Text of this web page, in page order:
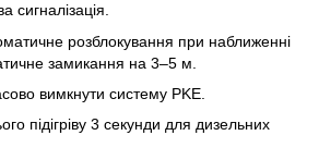
сигналізація.
розблокування при наближенні
замикання на 3–5 м.
вимкнути систему PKE.
підігріву 3 секунди для дизельних